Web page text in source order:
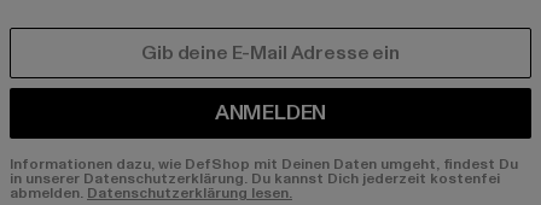
ANMELDEN
Informationen dazu, wie DefShop mit Deinen Daten umgeht, findest Du
in unserer Datenschutzerklärung. Du kannst Dich jederzeit kostenfei
abmelden. Datenschutzerklärung lesen.